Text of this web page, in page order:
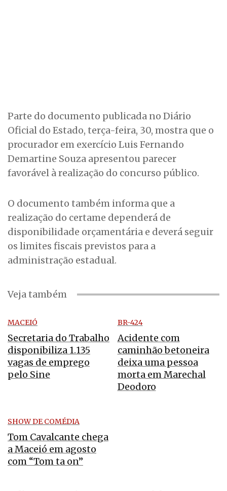
Parte do documento publicada no Diário
Oficial do Estado, terça-feira, 30, mostra que o
procurador em exercício Luis Fernando
Demartine Souza apresentou parecer
favorável à realização do concurso público.
O documento também informa que a
realização do certame dependerá de
disponibilidade orçamentária e deverá seguir
os limites fiscais previstos para a
administração estadual.
Veja também
MACEIÓ
Secretaria do Trabalho
disponibiliza 1.135
vagas de emprego
pelo Sine
BR-424
Acidente com
caminhão betoneira
deixa uma pessoa
morta em Marechal
Deodoro
SHOW DE COMÉDIA
Tom Cavalcante chega
a Maceió em agosto
com “Tom ta on”